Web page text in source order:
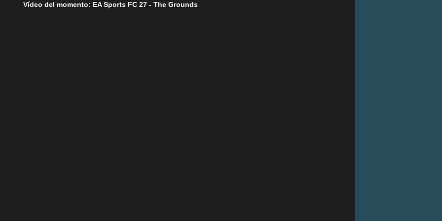
Vídeo del momento: EA Sports FC 27 - The Grounds